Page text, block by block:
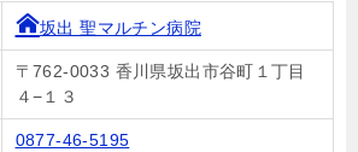
坂出 聖マルチン病院
〒762-0033 香川県坂出市谷町１丁目
４−１３
0877-46-5195